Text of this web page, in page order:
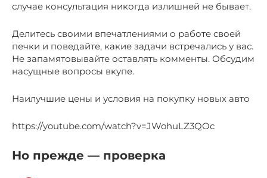
случае консультация никогда излишней не бывает.
Делитесь своими впечатлениями о работе своей
печки и поведайте, какие задачи встречались у вас.
Не запамятовывайте оставлять комменты. Обсудим
насущные вопросы вкупе.
Наилучшие цены и условия на покупку новых авто
https://youtube.com/watch?v=JWohuLZ3QOc
Но прежде — проверка